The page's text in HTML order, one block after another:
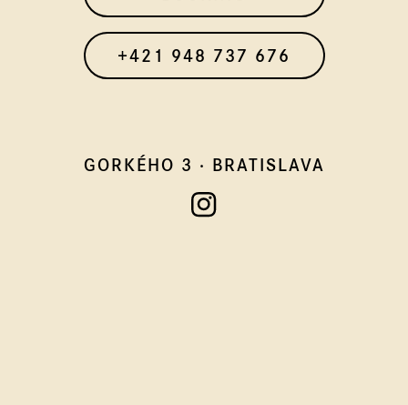
+421 948 737 676
GORKÉHO 3 · BRATISLAVA